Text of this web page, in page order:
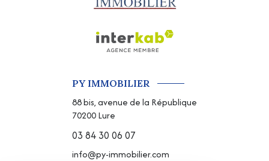
PY IMMOBILIER
88 bis, avenue de la République
70200Lure
03 84 30 06 07
info@py-immobilier.com